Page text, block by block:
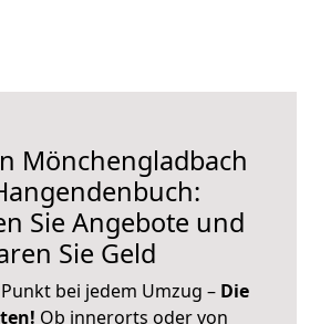
Mönchengladbach
Sie Angebote und
Sie Geld
bei jedem Umzug – Die
Ob innerorts oder von